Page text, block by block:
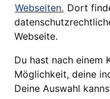
Webseiten. Dort
Webseite.
Du hast nach einem
Möglichkeit, deine
Deine Auswahl